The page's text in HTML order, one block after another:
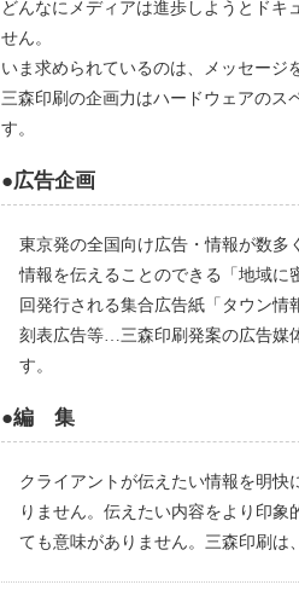
どんなにメディアは進歩しようとドキ
せん。
いま求められているのは、メッセージ
三森印刷の企画力はハードウェアのス
す。
●広告企画
東京発の全国向け広告・情報が数多
情報を伝えることのできる「地域に
回発行される集合広告紙「タウン
刻表広告等…三森印刷発案の広告媒
す。
●編 集
クライアントが伝えたい情報を明快
りません。伝えたい内容をより印
ても意味がありません。三森印刷は